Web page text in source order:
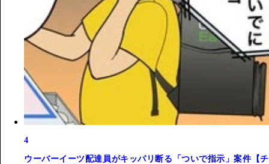
4
ウーバーイーツ配達員がキッパリ断る「ついで指示」案件【チ